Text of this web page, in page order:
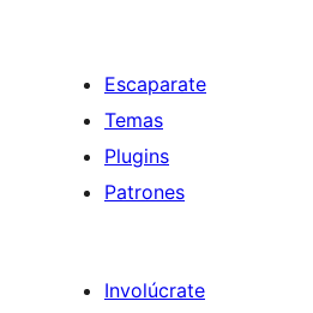
Escaparate
Temas
Plugins
Patrones
Involúcrate